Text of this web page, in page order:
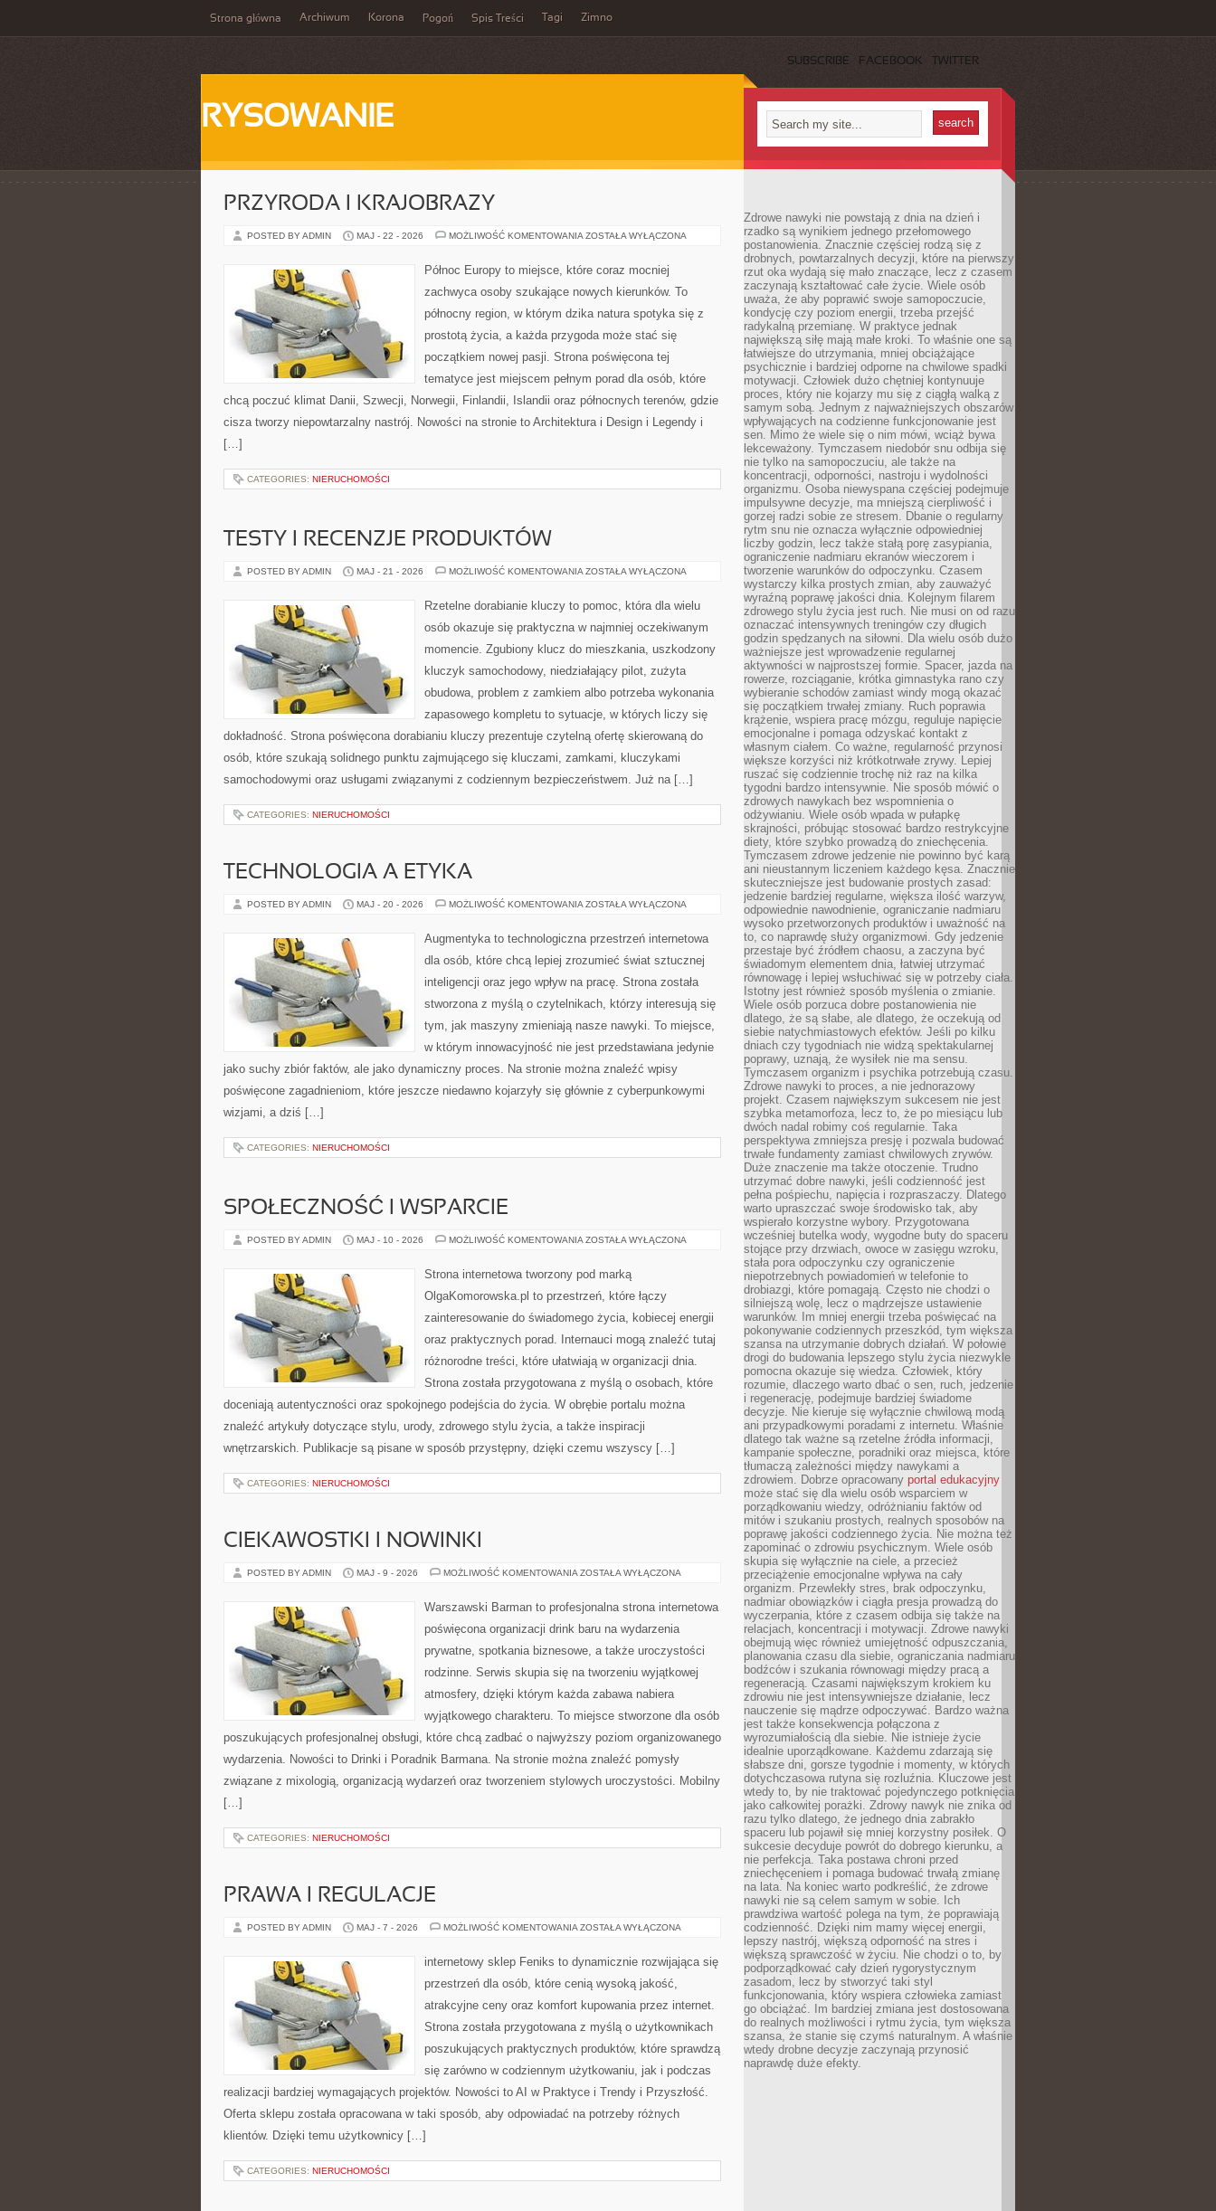
Strona główna Archiwum Korona Pogoń Spis Treści Tagi Zimno
SUBSCRIBE FACEBOOK TWITTER
RYSOWANIE
PRZYRODA I KRAJOBRAZY
POSTED BY ADMIN MAJ - 22 - 2026 MOŻLIWOŚĆ KOMENTOWANIA PRZYRODA
ZOSTAŁA WYŁĄCZONA
Północ Europy to miejsce, które coraz mocniej
zachwyca osoby szukające nowych kierunków. To
północny region, w którym dzika natura spotyka się z
prostotą życia, a każda przygoda może stać się
początkiem nowej pasji. Strona poświęcona tej
tematyce jest miejscem pełnym porad dla osób, które
chcą poczuć klimat Danii, Szwecji, Norwegii, Finlandii, Islandii oraz północnych terenów, gdzie
cisza tworzy niepowtarzalny nastrój. Nowości na stronie to Architektura i Design i Legendy i
[…]
CATEGORIES: NIERUCHOMOŚCI
TESTY I RECENZJE PRODUKTÓW
POSTED BY ADMIN MAJ - 21 - 2026 MOŻLIWOŚĆ KOMENTOWANIA TESTY
PRODUKTÓW
ZOSTAŁA WYŁĄCZONA
Rzetelne dorabianie kluczy to pomoc, która dla wielu
osób okazuje się praktyczna w najmniej oczekiwanym
momencie. Zgubiony klucz do mieszkania, uszkodzony
kluczyk samochodowy, niedziałający pilot, zużyta
obudowa, problem z zamkiem albo potrzeba wykonania
zapasowego kompletu to sytuacje, w których liczy się
dokładność. Strona poświęcona dorabianiu kluczy prezentuje czytelną ofertę skierowaną do
osób, które szukają solidnego punktu zajmującego się kluczami, zamkami, kluczykami
samochodowymi oraz usługami związanymi z codziennym bezpieczeństwem. Już na […]
CATEGORIES: NIERUCHOMOŚCI
TECHNOLOGIA A ETYKA
POSTED BY ADMIN MAJ - 20 - 2026 MOŻLIWOŚĆ KOMENTOWANIA TECHNOLOGIA
ZOSTAŁA WYŁĄCZONA
Augmentyka to technologiczna przestrzeń internetowa
dla osób, które chcą lepiej zrozumieć świat sztucznej
inteligencji oraz jego wpływ na pracę. Strona została
stworzona z myślą o czytelnikach, którzy interesują się
tym, jak maszyny zmieniają nasze nawyki. To miejsce,
w którym innowacyjność nie jest przedstawiana jedynie
jako suchy zbiór faktów, ale jako dynamiczny proces. Na stronie można znaleźć wpisy
poświęcone zagadnieniom, które jeszcze niedawno kojarzyły się głównie z cyberpunkowymi
wizjami, a dziś […]
CATEGORIES: NIERUCHOMOŚCI
SPOŁECZNOŚĆ I WSPARCIE
POSTED BY ADMIN MAJ - 10 - 2026 MOŻLIWOŚĆ KOMENTOWANIA SPOŁECZNOŚĆ
ZOSTAŁA WYŁĄCZONA
Strona internetowa tworzony pod marką
OlgaKomorowska.pl to przestrzeń, które łączy
zainteresowanie do świadomego życia, kobiecej energii
oraz praktycznych porad. Internauci mogą znaleźć tutaj
różnorodne treści, które ułatwiają w organizacji dnia.
Strona została przygotowana z myślą o osobach, które
doceniają autentyczności oraz spokojnego podejścia do życia. W obrębie portalu można
znaleźć artykuły dotyczące stylu, urody, zdrowego stylu życia, a także inspiracji
wnętrzarskich. Publikacje są pisane w sposób przystępny, dzięki czemu wszyscy […]
CATEGORIES: NIERUCHOMOŚCI
CIEKAWOSTKI I NOWINKI
POSTED BY ADMIN MAJ - 9 - 2026 MOŻLIWOŚĆ KOMENTOWANIA CIEKAWOSTKI
ZOSTAŁA WYŁĄCZONA
Warszawski Barman to profesjonalna strona internetowa
poświęcona organizacji drink baru na wydarzenia
prywatne, spotkania biznesowe, a także uroczystości
rodzinne. Serwis skupia się na tworzeniu wyjątkowej
atmosfery, dzięki którym każda zabawa nabiera
wyjątkowego charakteru. To miejsce stworzone dla osób
poszukujących profesjonalnej obsługi, które chcą zadbać o najwyższy poziom organizowanego
wydarzenia. Nowości to Drinki i Poradnik Barmana. Na stronie można znaleźć pomysły
związane z mixologią, organizacją wydarzeń oraz tworzeniem stylowych uroczystości. Mobilny
[…]
CATEGORIES: NIERUCHOMOŚCI
PRAWA I REGULACJE
POSTED BY ADMIN MAJ - 7 - 2026 MOŻLIWOŚĆ KOMENTOWANIA PRAWA
ZOSTAŁA WYŁĄCZONA
internetowy sklep Feniks to dynamicznie rozwijająca się
przestrzeń dla osób, które cenią wysoką jakość,
atrakcyjne ceny oraz komfort kupowania przez internet.
Strona została przygotowana z myślą o użytkownikach
poszukujących praktycznych produktów, które sprawdzą
się zarówno w codziennym użytkowaniu, jak i podczas
realizacji bardziej wymagających projektów. Nowości to AI w Praktyce i Trendy i Przyszłość.
Oferta sklepu została opracowana w taki sposób, aby odpowiadać na potrzeby różnych
klientów. Dzięki temu użytkownicy […]
CATEGORIES: NIERUCHOMOŚCI
Zdrowe nawyki nie powstają z dnia na dzień i
rzadko są wynikiem jednego przełomowego
postanowienia. Znacznie częściej rodzą się z
drobnych, powtarzalnych decyzji, które na pierwszy
rzut oka wydają się mało znaczące, lecz z czasem
zaczynają kształtować całe życie. Wiele osób
uważa, że aby poprawić swoje samopoczucie,
kondycję czy poziom energii, trzeba przejść
radykalną przemianę. W praktyce jednak
największą siłę mają małe kroki. To właśnie one są
łatwiejsze do utrzymania, mniej obciążające
psychicznie i bardziej odporne na chwilowe spadki
motywacji. Człowiek dużo chętniej kontynuuje
proces, który nie kojarzy mu się z ciągłą walką z
samym sobą. Jednym z najważniejszych obszarów
wpływających na codzienne funkcjonowanie jest
sen. Mimo że wiele się o nim mówi, wciąż bywa
lekceważony. Tymczasem niedobór snu odbija się
nie tylko na samopoczuciu, ale także na
koncentracji, odporności, nastroju i wydolności
organizmu. Osoba niewyspana częściej podejmuje
impulsywne decyzje, ma mniejszą cierpliwość i
gorzej radzi sobie ze stresem. Dbanie o regularny
rytm snu nie oznacza wyłącznie odpowiedniej
liczby godzin, lecz także stałą porę zasypiania,
ograniczenie nadmiaru ekranów wieczorem i
tworzenie warunków do odpoczynku. Czasem
wystarczy kilka prostych zmian, aby zauważyć
wyraźną poprawę jakości dnia. Kolejnym filarem
zdrowego stylu życia jest ruch. Nie musi on od razu
oznaczać intensywnych treningów czy długich
godzin spędzanych na siłowni. Dla wielu osób dużo
ważniejsze jest wprowadzenie regularnej
aktywności w najprostszej formie. Spacer, jazda na
rowerze, rozciąganie, krótka gimnastyka rano czy
wybieranie schodów zamiast windy mogą okazać
się początkiem trwałej zmiany. Ruch poprawia
krążenie, wspiera pracę mózgu, reguluje napięcie
emocjonalne i pomaga odzyskać kontakt z
własnym ciałem. Co ważne, regularność przynosi
większe korzyści niż krótkotrwałe zrywy. Lepiej
ruszać się codziennie trochę niż raz na kilka
tygodni bardzo intensywnie. Nie sposób mówić o
zdrowych nawykach bez wspomnienia o
odżywianiu. Wiele osób wpada w pułapkę
skrajności, próbując stosować bardzo restrykcyjne
diety, które szybko prowadzą do zniechęcenia.
Tymczasem zdrowe jedzenie nie powinno być karą
ani nieustannym liczeniem każdego kęsa. Znacznie
skuteczniejsze jest budowanie prostych zasad:
jedzenie bardziej regularne, większa ilość warzyw,
odpowiednie nawodnienie, ograniczanie nadmiaru
wysoko przetworzonych produktów i uważność na
to, co naprawdę służy organizmowi. Gdy jedzenie
przestaje być źródłem chaosu, a zaczyna być
świadomym elementem dnia, łatwiej utrzymać
równowagę i lepiej wsłuchiwać się w potrzeby ciała.
Istotny jest również sposób myślenia o zmianie.
Wiele osób porzuca dobre postanowienia nie
dlatego, że są słabe, ale dlatego, że oczekują od
siebie natychmiastowych efektów. Jeśli po kilku
dniach czy tygodniach nie widzą spektakularnej
poprawy, uznają, że wysiłek nie ma sensu.
Tymczasem organizm i psychika potrzebują czasu.
Zdrowe nawyki to proces, a nie jednorazowy
projekt. Czasem największym sukcesem nie jest
szybka metamorfoza, lecz to, że po miesiącu lub
dwóch nadal robimy coś regularnie. Taka
perspektywa zmniejsza presję i pozwala budować
trwałe fundamenty zamiast chwilowych zrywów.
Duże znaczenie ma także otoczenie. Trudno
utrzymać dobre nawyki, jeśli codzienność jest
pełna pośpiechu, napięcia i rozpraszaczy. Dlatego
warto upraszczać swoje środowisko tak, aby
wspierało korzystne wybory. Przygotowana
wcześniej butelka wody, wygodne buty do spaceru
stojące przy drzwiach, owoce w zasięgu wzroku,
stała pora odpoczynku czy ograniczenie
niepotrzebnych powiadomień w telefonie to
drobiazgi, które pomagają. Często nie chodzi o
silniejszą wolę, lecz o mądrzejsze ustawienie
warunków. Im mniej energii trzeba poświęcać na
pokonywanie codziennych przeszkód, tym większa
szansa na utrzymanie dobrych działań. W połowie
drogi do budowania lepszego stylu życia niezwykle
pomocna okazuje się wiedza. Człowiek, który
rozumie, dlaczego warto dbać o sen, ruch, jedzenie
i regenerację, podejmuje bardziej świadome
decyzje. Nie kieruje się wyłącznie chwilową modą
ani przypadkowymi poradami z internetu. Właśnie
dlatego tak ważne są rzetelne źródła informacji,
kampanie społeczne, poradniki oraz miejsca, które
tłumaczą zależności między nawykami a
zdrowiem. Dobrze opracowany portal edukacyjny
może stać się dla wielu osób wsparciem w
porządkowaniu wiedzy, odróżnianiu faktów od
mitów i szukaniu prostych, realnych sposobów na
poprawę jakości codziennego życia. Nie można też
zapominać o zdrowiu psychicznym. Wiele osób
skupia się wyłącznie na ciele, a przecież
przeciążenie emocjonalne wpływa na cały
organizm. Przewlekły stres, brak odpoczynku,
nadmiar obowiązków i ciągła presja prowadzą do
wyczerpania, które z czasem odbija się także na
relacjach, koncentracji i motywacji. Zdrowe nawyki
obejmują więc również umiejętność odpuszczania,
planowania czasu dla siebie, ograniczania nadmiaru
bodźców i szukania równowagi między pracą a
regeneracją. Czasami największym krokiem ku
zdrowiu nie jest intensywniejsze działanie, lecz
nauczenie się mądrze odpoczywać. Bardzo ważna
jest także konsekwencja połączona z
wyrozumiałością dla siebie. Nie istnieje życie
idealnie uporządkowane. Każdemu zdarzają się
słabsze dni, gorsze tygodnie i momenty, w których
dotychczasowa rutyna się rozluźnia. Kluczowe jest
wtedy to, by nie traktować pojedynczego potknięcia
jako całkowitej porażki. Zdrowy nawyk nie znika od
razu tylko dlatego, że jednego dnia zabrakło
spaceru lub pojawił się mniej korzystny posiłek. O
sukcesie decyduje powrót do dobrego kierunku, a
nie perfekcja. Taka postawa chroni przed
zniechęceniem i pomaga budować trwałą zmianę
na lata. Na koniec warto podkreślić, że zdrowe
nawyki nie są celem samym w sobie. Ich
prawdziwa wartość polega na tym, że poprawiają
codzienność. Dzięki nim mamy więcej energii,
lepszy nastrój, większą odporność na stres i
większą sprawczość w życiu. Nie chodzi o to, by
podporządkować cały dzień rygorystycznym
zasadom, lecz by stworzyć taki styl
funkcjonowania, który wspiera człowieka zamiast
go obciążać. Im bardziej zmiana jest dostosowana
do realnych możliwości i rytmu życia, tym większa
szansa, że stanie się czymś naturalnym. A właśnie
wtedy drobne decyzje zaczynają przynosić
naprawdę duże efekty.